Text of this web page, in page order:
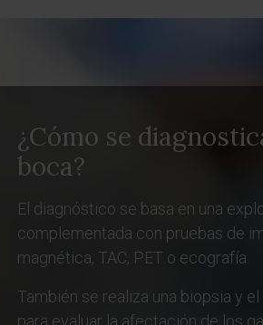
¿Cómo se
boca?
El diagnóstico se basa en una
complementada con pruebas de
magnética, TAC, PET o ecografía.
También se realiza una biopsia y
para evaluar la afectación de los